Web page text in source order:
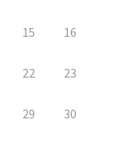
15 16
22 23
29 30